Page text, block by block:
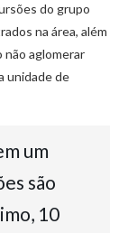
do grupo
na área, além
não aglomerar
unidade de
um
são
10